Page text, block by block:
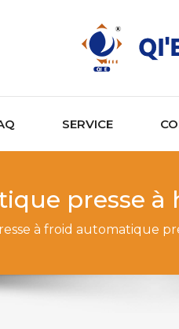
SERVICE
presse
à froid automatique